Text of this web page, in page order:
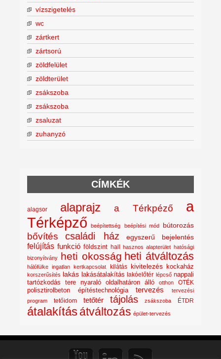
vízszigetelés
wc
zártkert
zártsorú
zöldfelület
zöldterület
zsákszoba
zsákszoba
zsaluzat
zuhanyzó
CÍMKÉK
alagsor alaprajz a Térkpéző
a
Térképző
beépítettség beépítési mód bútorozás
bővítés családi ház egyszerű bejelentés
felújítás funkció földszint hall hasznos alapterület hatósági
bizonyítvány heti okosság heti átváltozás
hálófülke ingatlan kertkapcsolat kilátás kivitelezés kockaház
korszerűsítés lakás lakásátalakítás lakóelőtér lépcső nappali
tartózkodás tere
nyaraló oldalhatáron álló otthon OTÉK
polisztirolbeton építéstechnológia tervezés
tervezési
program
tetőidom tetőtér tájolás zsákszoba ÉTDR
átalakításátváltozás épület-tervezés